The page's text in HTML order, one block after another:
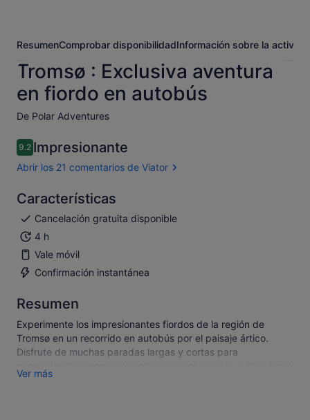
ResumenComprobar disponibilidadInformación sobre la
Tromsø : Exclusiva aventura
en fiordo en autobús
De Polar Adventures
9.29.2 sobre 10
Impresionante
Abrir los 21 comentarios de Viator
Características
Cancelación gratuita disponible
4 h
Vale móvil
Confirmación instantánea
Resumen
Experimente los impresionantes fiordos de la región de
Tromsø en un recorrido en autobús por el paisaje ártico.
Disfrute de muchas paradas largas y cortas para
Viaja por pueblos pequeños y busca animales salvajes en su
Ver más